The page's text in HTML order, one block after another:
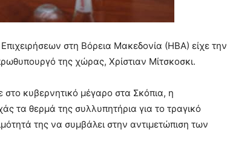
στη Βόρεια Μακεδονία (ΗΒΑ) είχε την
της χώρας, Χρίστιαν Μίτσκοσκι.
κυβερνητικό μέγαρο στα Σκόπια, η
τα θερμά της συλλυπητήρια για το τραγικό
της να συμβάλει στην αντιμετώπιση των